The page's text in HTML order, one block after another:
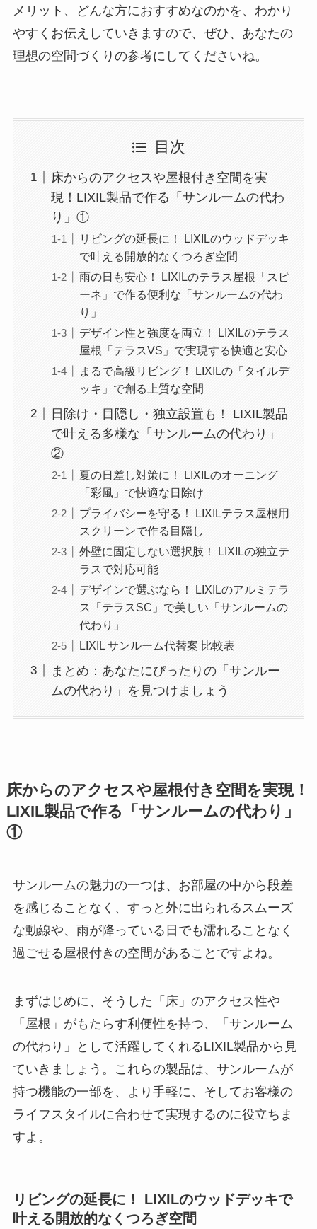
メリット、どんな方におすすめなのかを、わかり
やすくお伝えしていきますので、ぜひ、あなたの
理想の空間づくりの参考にしてくださいね。
目次
床からのアクセスや屋根付き空間を実
現！LIXIL製品で作る「サンルームの代わ
り」①
リビングの延長に！ LIXILのウッドデッキ
で叶える開放的なくつろぎ空間
雨の日も安心！ LIXILのテラス屋根「スピ
ーネ」で作る便利な「サンルームの代わ
り」
デザイン性と強度を両立！ LIXILのテラス
屋根「テラスVS」で実現する快適と安心
まるで高級リビング！ LIXILの「タイルデ
ッキ」で創る上質な空間
日除け・目隠し・独立設置も！ LIXIL製品
で叶える多様な「サンルームの代わり」
②
夏の日差し対策に！ LIXILのオーニング
「彩風」で快適な日除け
プライバシーを守る！ LIXILテラス屋根用
スクリーンで作る目隠し
外壁に固定しない選択肢！ LIXILの独立テ
ラスで対応可能
デザインで選ぶなら！ LIXILのアルミテラ
ス「テラスSC」で美しい「サンルームの
代わり」
LIXIL サンルーム代替案 比較表
まとめ：あなたにぴったりの「サンルー
ムの代わり」を見つけましょう
床からのアクセスや屋根付き空間を実現！
LIXIL製品で作る「サンルームの代わり」
①
サンルームの魅力の一つは、お部屋の中から段差
を感じることなく、すっと外に出られるスムーズ
な動線や、雨が降っている日でも濡れることなく
過ごせる屋根付きの空間があることですよね。
まずはじめに、そうした「床」のアクセス性や
「屋根」がもたらす利便性を持つ、「サンルーム
の代わり」として活躍してくれるLIXIL製品から見
ていきましょう。これらの製品は、サンルームが
持つ機能の一部を、より手軽に、そしてお客様の
ライフスタイルに合わせて実現するのに役立ちま
すよ。
リビングの延長に！ LIXILのウッドデッキで
叶える開放的なくつろぎ空間